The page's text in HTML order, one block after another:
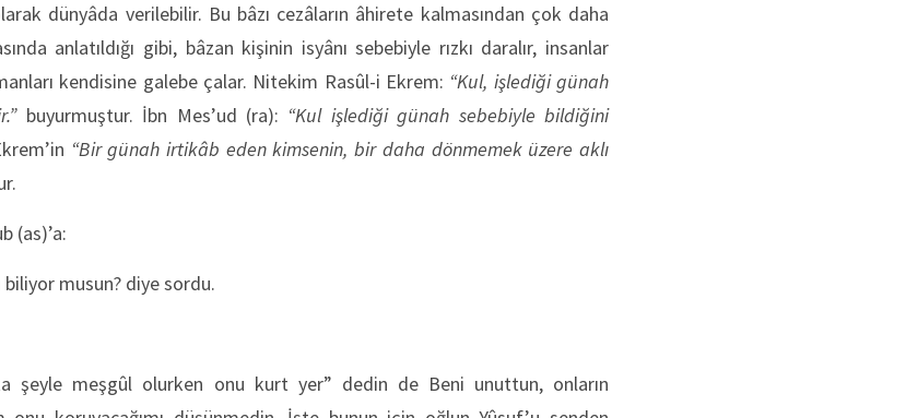
dünyâda verilebilir. Bu bâzı cezâların âhirete kalmasından çok daha
anlatıldığı gibi, bâzan kişinin isyânı sebebiyle rızkı daralır, insanlar
kendisine galebe çalar. Nitekim Rasûl-i Ekrem: “Kul, işlediği günah
buyurmuştur. İbn Mes’ud (ra): “Kul işlediği günah sebebiyle bildiğini
“Bir günah irtikâb eden kimsenin, bir daha dönmemek üzere aklı
(as)’a:
biliyor musun? diye sordu.
şeyle meşgûl olurken onu kurt yer” dedin de Beni unuttun, onların